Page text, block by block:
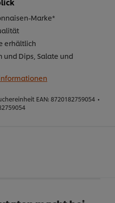
Marke*
erhältlich
und Dips, Salate und
EAN: 8720182759054 •